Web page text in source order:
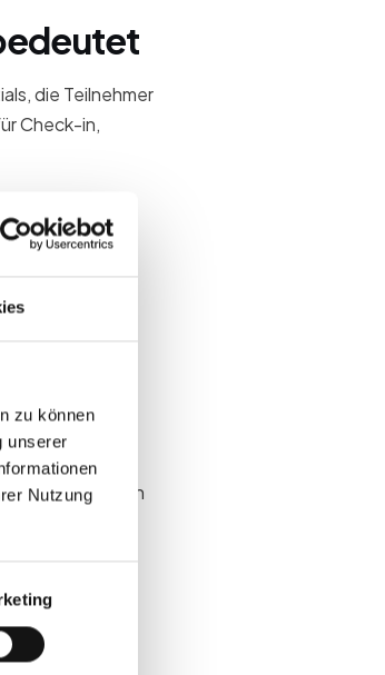
zu können
unserer
Nutzung
die Teilnehmer
Check-in,
Scan-
sollte
sein